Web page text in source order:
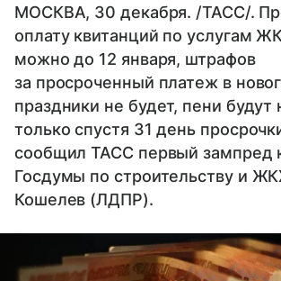
МОСКВА, 30 декабря. /ТАСС/.
оплату квитанций по услугам
можно до 12 января, штрафов
за просроченный платеж в
праздники не будет, пени будут
только спустя 31 день
сообщил ТАСС первый зампред
Госдумы по строительству и
Кошелев (ЛДПР).